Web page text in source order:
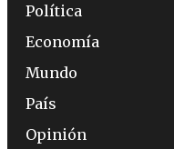
Política
Economía
Mundo
País
Opinión